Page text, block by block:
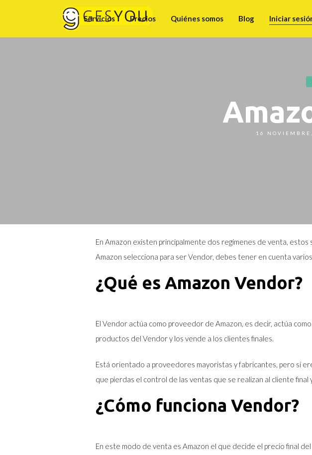
Servicios Precios Quiénes somos Blog Iniciar
16
En Amazon existen principalmente dos regímenes de venta,
Amazon selecciona para ser Vendor, debes tener en cuenta
¿Qué es Amazon Vendor?
El Vendor actúa como proveedor de Amazon, es decir, actúa
productos del Vendor y los vende a los clientes finales.
Está orientado a proveedores mayoristas y fabricantes, pero si
que pierdas el control de las ventas que se realizan al cliente
¿Cómo funciona Vendor?
En este modo de venta es Amazon el que decide el precio final